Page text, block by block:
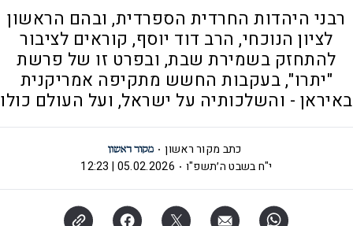
רבני היהדות החרדית הספרדית, ובהם הראשון
לציון הנוכחי, הרב דוד יוסף, קוראים לציבור
להתחזק בשמירת שבת, ובפרט זו של פרשת
"יתרו", בעקבות החשש מתקיפה אמריקנית
באיראן - והשלכותיה על ישראל, ועל העולם כולו
כתב מקור ראשון
י"ח בשבט ה׳תשפ"ו
05.02.2026 | 12:23